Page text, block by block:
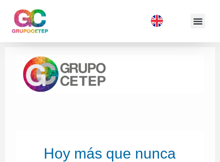
Hoy más que nunca